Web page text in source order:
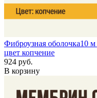
Фиброузная оболочка10 м
цвет копчение
924 руб.
В корзину